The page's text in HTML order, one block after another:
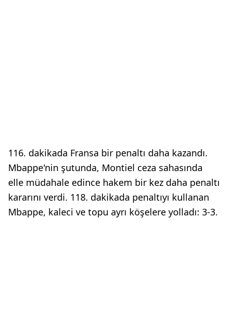
116. dakikada Fransa bir penaltı daha kazandı.
Mbappe'nin şutunda, Montiel ceza sahasında
elle müdahale edince hakem bir kez daha penaltı
kararını verdi. 118. dakikada penaltıyı kullanan
Mbappe, kaleci ve topu ayrı köşelere yolladı: 3-3.